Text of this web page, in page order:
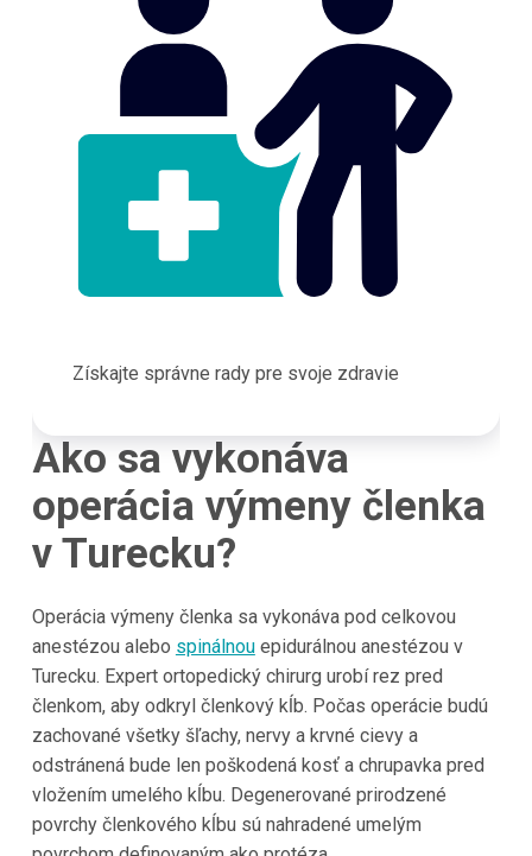
Získajte správne rady pre svoje zdravie
Ako sa vykonáva
operácia výmeny členka
v Turecku?
Operácia výmeny členka sa vykonáva pod celkovou
anestézou alebo spinálnouepidurálnou anestézou v
Turecku. Expert ortopedický chirurg urobí rez pred
členkom, aby odkryl členkový kĺb. Počas operácie budú
zachované všetky šľachy, nervy a krvné cievy a
odstránená bude len poškodená kosť a chrupavka pred
vložením umelého kĺbu. Degenerované prirodzené
povrchy členkového kĺbu sú nahradené umelým